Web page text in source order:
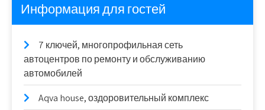
Информация для гостей
7 ключей, многопрофильная сеть
автоцентров по ремонту и обслуживанию
автомобилей
Aqva house, оздоровительный комплекс